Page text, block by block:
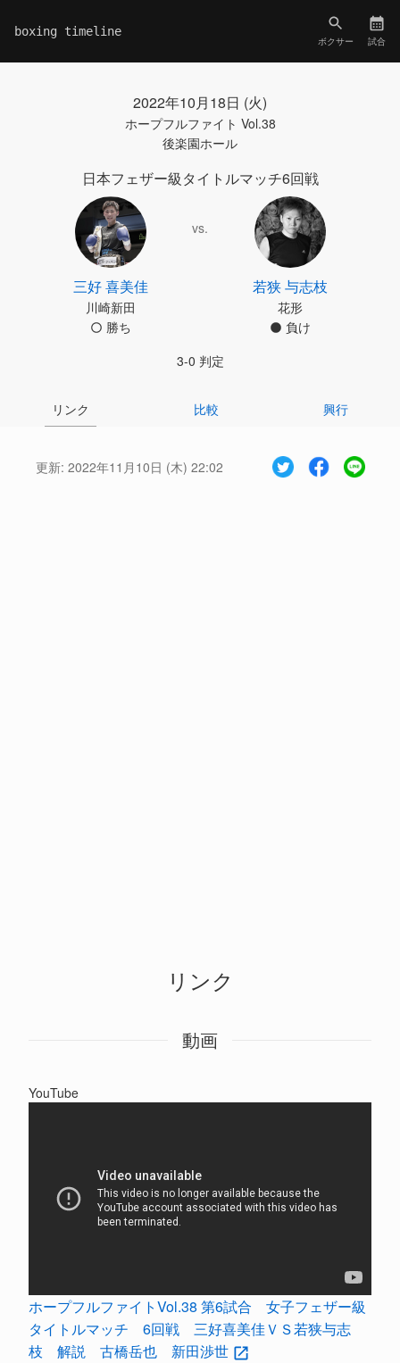
boxing timeline
ボクサー 試合
2022年10月18日 (火)
ホープフルファイト Vol.38
後楽園ホール
日本フェザー級タイトルマッチ6回戦
三好 喜美佳
川崎新田
勝ち
vs.
若狭 与志枝
花形
負け
3-0 判定
リンク 比較 興行
更新: 2022年11月10日 (木) 22:02
リンク
動画
YouTube
ホープフルファイトVol.38 第6試合 女子フェザー級
タイトルマッチ 6回戦 三好喜美佳ＶＳ若狭与志
枝 解説 古橋岳也 新田渉世